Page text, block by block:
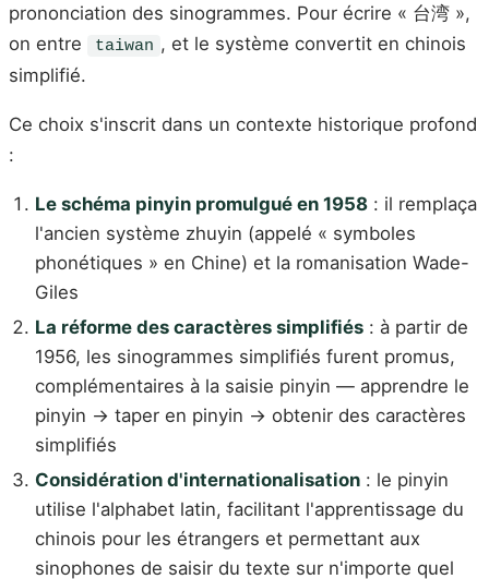
prononciation des sinogrammes. Pour écrire « 台湾 »,
on entre
taiwan , et le système convertit en chinois
simplifié.
Ce choix s'inscrit dans un contexte historique profond
:
Le schéma pinyin promulgué en 1958 : il remplaça
l'ancien système zhuyin (appelé « symboles
phonétiques » en Chine) et la romanisation Wade-
Giles
La réforme des caractères simplifiés : à partir de
1956, les sinogrammes simplifiés furent promus,
complémentaires à la saisie pinyin — apprendre le
pinyin → taper en pinyin → obtenir des caractères
simplifiés
Considération d'internationalisation : le pinyin
utilise l'alphabet latin, facilitant l'apprentissage du
chinois pour les étrangers et permettant aux
sinophones de saisir du texte sur n'importe quel